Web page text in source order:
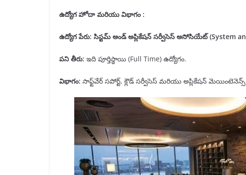
ఉద్యోగ హోదా మరియు విభాగం :
ఉద్యోగ పేరు: సిస్టమ్ అండ్ అప్లికేషన్ సర్వీసెస్ అసోసియేట్(System
పని తీరు: ఇది పూర్తిస్థాయి (Full Time) ఉద్యోగం.
విభాగం: సాఫ్ట్‌వేర్ సపోర్ట్, క్లౌడ్ సర్వీసెస్ మరియు అప్లికేషన్